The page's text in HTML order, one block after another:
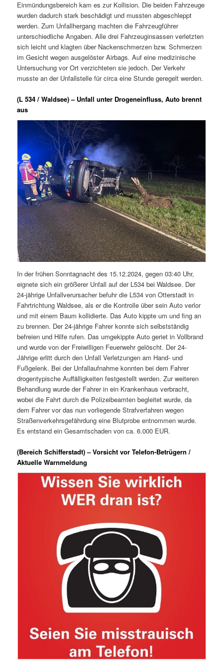
Einmündungsbereich kam es zur Kollision. Die beiden Fahrzeuge
wurden dadurch stark beschädigt und mussten abgeschleppt
werden. Zum Unfallhergang machten die Fahrzeugführer
unterschiedliche Angaben. Alle drei Fahrzeuginsassen verletzten
sich leicht und klagten über Nackenschmerzen bzw. Schmerzen
im Gesicht wegen ausgelöster Airbags. Auf eine medizinische
Untersuchung vor Ort verzichteten sie jedoch. Der Verkehr
musste an der Unfallstelle für circa eine Stunde geregelt werden.
(L 534 / Waldsee) – Unfall unter Drogeneinfluss, Auto brennt
aus
In der frühen Sonntagnacht des 15.12.2024, gegen 03:40 Uhr,
eignete sich ein größerer Unfall auf der L534 bei Waldsee. Der
24-jährige Unfallverursacher befuhr die L534 von Otterstadt in
Fahrtrichtung Waldsee, als er die Kontrolle über sein Auto verlor
und mit einem Baum kollidierte. Das Auto kippte um und fing an
zu brennen. Der 24-jährige Fahrer konnte sich selbstständig
befreien und Hilfe rufen. Das umgekippte Auto geriet in Vollbrand
und wurde von der Freiwilligen Feuerwehr gelöscht. Der 24-
Jährige erlitt durch den Unfall Verletzungen am Hand- und
Fußgelenk. Bei der Unfallaufnahme konnten bei dem Fahrer
drogentypische Auffälligkeiten festgestellt werden. Zur weiteren
Behandlung wurde der Fahrer in ein Krankenhaus verbracht,
wobei die Fahrt durch die Polizeibeamten begleitet wurde, da
dem Fahrer vor das nun vorliegende Strafverfahren wegen
Straßenverkehrsgefährdung eine Blutprobe entnommen wurde.
Es entstand ein Gesamtschaden von ca. 6.000 EUR.
(Bereich Schifferstadt) – Vorsicht vor Telefon-Betrügern /
Aktuelle Warnmeldung